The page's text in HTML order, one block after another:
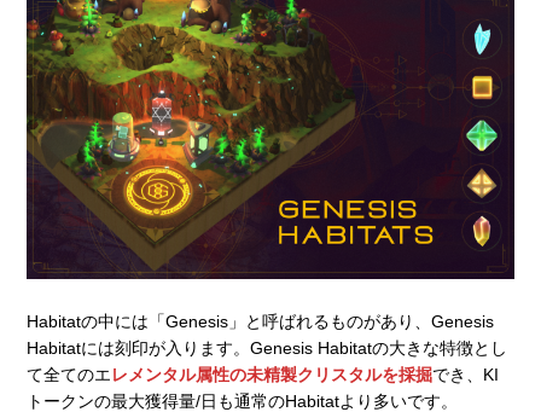
Habitatの中には「Genesis」と呼ばれるものがあり、Genesis
Habitatには刻印が入ります。Genesis Habitatの大きな特徴とし
て全てのエレメンタル属性の未精製クリスタルを採掘でき、KI
トークンの最大獲得量/日も通常のHabitatより多いです。